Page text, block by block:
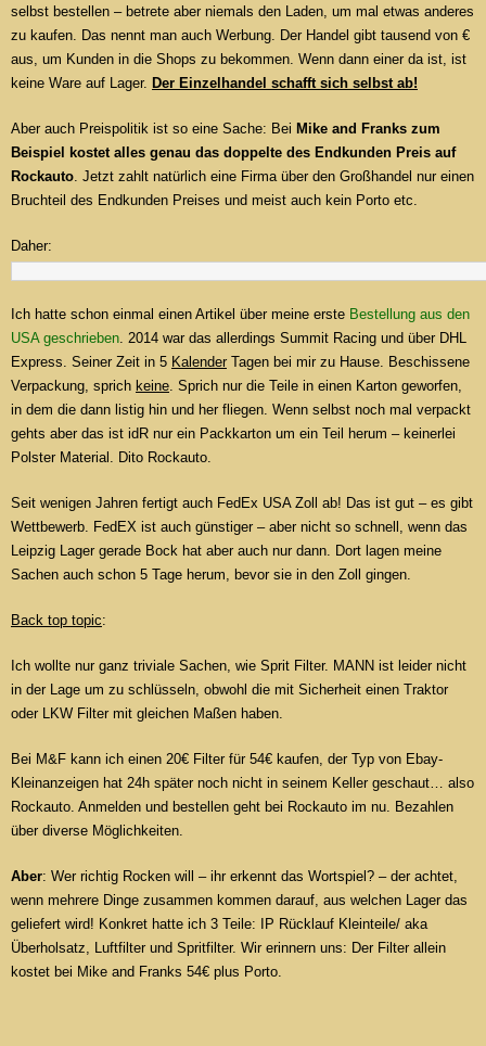
selbst bestellen – betrete aber niemals den Laden, um mal etwas anderes
zu kaufen. Das nennt man auch Werbung. Der Handel gibt tausend von €
aus, um Kunden in die Shops zu bekommen. Wenn dann einer da ist, ist
keine Ware auf Lager. Der Einzelhandel schafft sich selbst ab!
Aber auch Preispolitik ist so eine Sache: Bei Mike and Franks zum
Beispiel kostet alles genau das doppelte des Endkunden Preis auf
Rockauto. Jetzt zahlt natürlich eine Firma über den Großhandel nur einen
Bruchteil des Endkunden Preises und meist auch kein Porto etc.
Daher:
Ich hatte schon einmal einen Artikel über meine erste Bestellung aus den
USA geschrieben. 2014 war das allerdings Summit Racing und über DHL
Express. Seiner Zeit in 5 Kalender Tagen bei mir zu Hause. Beschissene
Verpackung, sprich keine. Sprich nur die Teile in einen Karton geworfen,
in dem die dann listig hin und her fliegen. Wenn selbst noch mal verpackt
gehts aber das ist idR nur ein Packkarton um ein Teil herum – keinerlei
Polster Material. Dito Rockauto.
Seit wenigen Jahren fertigt auch FedEx USA Zoll ab! Das ist gut – es gibt
Wettbewerb. FedEX ist auch günstiger – aber nicht so schnell, wenn das
Leipzig Lager gerade Bock hat aber auch nur dann. Dort lagen meine
Sachen auch schon 5 Tage herum, bevor sie in den Zoll gingen.
Back top topic:
Ich wollte nur ganz triviale Sachen, wie Sprit Filter. MANN ist leider nicht
in der Lage um zu schlüsseln, obwohl die mit Sicherheit einen Traktor
oder LKW Filter mit gleichen Maßen haben.
Bei M&F kann ich einen 20€ Filter für 54€ kaufen, der Typ von Ebay-
Kleinanzeigen hat 24h später noch nicht in seinem Keller geschaut… also
Rockauto. Anmelden und bestellen geht bei Rockauto im nu. Bezahlen
über diverse Möglichkeiten.
Aber: Wer richtig Rocken will – ihr erkennt das Wortspiel? – der achtet,
wenn mehrere Dinge zusammen kommen darauf, aus welchen Lager das
geliefert wird! Konkret hatte ich 3 Teile: IP Rücklauf Kleinteile/ aka
Überholsatz, Luftfilter und Spritfilter. Wir erinnern uns: Der Filter allein
kostet bei Mike and Franks 54€ plus Porto.